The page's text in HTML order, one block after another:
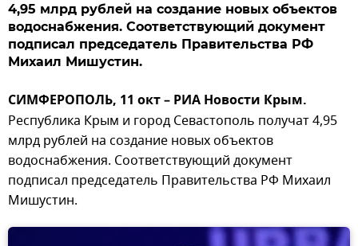
4,95 млрд рублей на создание новых объектов
водоснабжения. Соответствующий документ
подписал председатель Правительства РФ
Михаил Мишустин.
СИМФЕРОПОЛЬ, 11 окт – РИА Новости Крым.
Республика Крым и город Севастополь получат 4,95
млрд рублей на создание новых объектов
водоснабжения. Соответствующий документ
подписал председатель Правительства РФ Михаил
Мишустин.